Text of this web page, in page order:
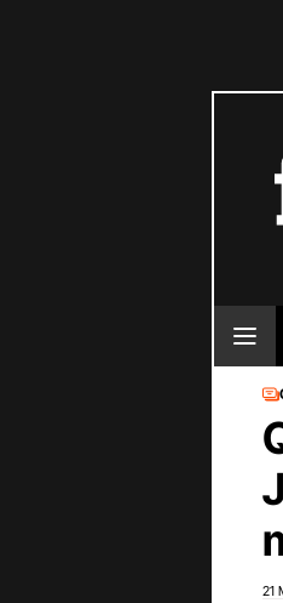
21